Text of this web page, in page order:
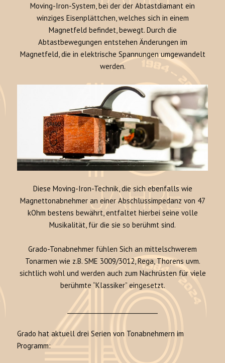
Moving-Iron-System, bei der der Abtastdiamant ein
winziges Eisenplättchen, welches sich in einem
Magnetfeld befindet, bewegt. Durch die
Abtastbewegungen entstehen Änderungen im
Magnetfeld, die in elektrische Spannungen umgewandelt
werden.
Diese Moving-Iron-Technik, die sich ebenfalls wie
Magnettonabnehmer an einer Abschlussimpedanz von 47
kOhm bestens bewährt, entfaltet hierbei seine volle
Musikalität, für die sie so berühmt sind.
Grado-Tonabnehmer fühlen Sich an mittelschwerem
Tonarmen wie z.B. SME 3009/3012, Rega, Thorens uvm.
sichtlich wohl und werden auch zum Nachrüsten für viele
berühmte “Klassiker” eingesetzt.
______________________________
Grado hat aktuell drei Serien von Tonabnehmern im
Programm: